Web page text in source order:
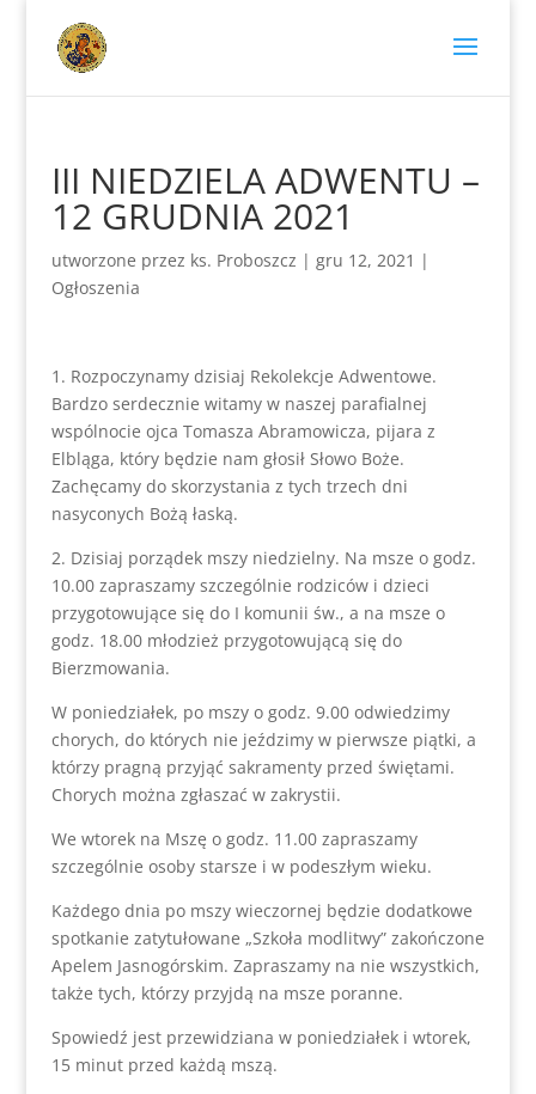
III NIEDZIELA ADWENTU –
12 GRUDNIA 2021
utworzone przez ks. Proboszcz | gru 12, 2021 |
Ogłoszenia
1. Rozpoczynamy dzisiaj Rekolekcje Adwentowe.
Bardzo serdecznie witamy w naszej parafialnej
wspólnocie ojca Tomasza Abramowicza, pijara z
Elbląga, który będzie nam głosił Słowo Boże.
Zachęcamy do skorzystania z tych trzech dni
nasyconych Bożą łaską.
2. Dzisiaj porządek mszy niedzielny. Na msze o godz.
10.00 zapraszamy szczególnie rodziców i dzieci
przygotowujące się do I komunii św., a na msze o
godz. 18.00 młodzież przygotowującą się do
Bierzmowania.
W poniedziałek, po mszy o godz. 9.00 odwiedzimy
chorych, do których nie jeździmy w pierwsze piątki, a
którzy pragną przyjąć sakramenty przed świętami.
Chorych można zgłaszać w zakrystii.
We wtorek na Mszę o godz. 11.00 zapraszamy
szczególnie osoby starsze i w podeszłym wieku.
Każdego dnia po mszy wieczornej będzie dodatkowe
spotkanie zatytułowane „Szkoła modlitwy” zakończone
Apelem Jasnogórskim. Zapraszamy na nie wszystkich,
także tych, którzy przyjdą na msze poranne.
Spowiedź jest przewidziana w poniedziałek i wtorek,
15 minut przed każdą mszą.